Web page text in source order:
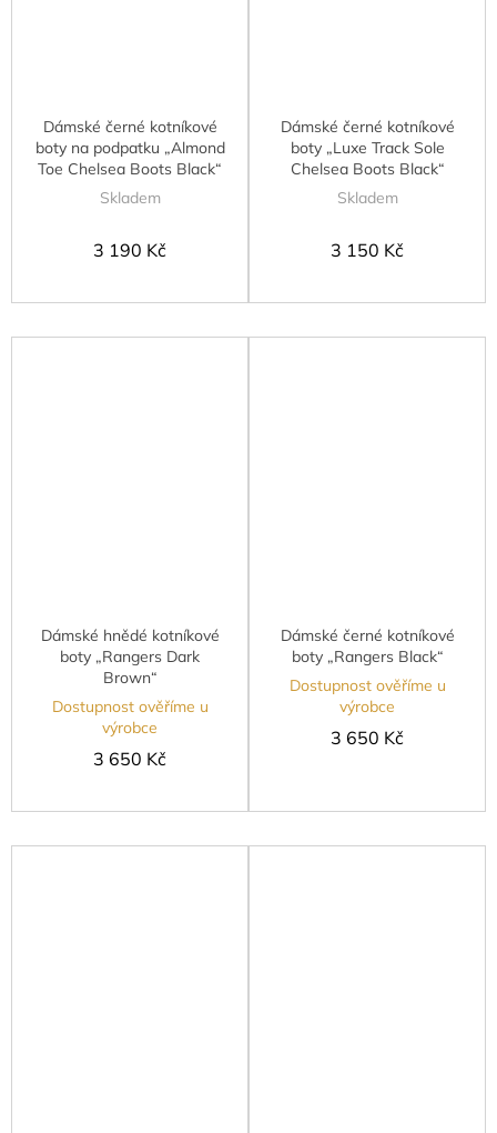
Dámské černé kotníkové
boty na podpatku „Almond
Toe Chelsea Boots Black“
Skladem
3 190 Kč
Dámské černé kotníkové
boty „Luxe Track Sole
Chelsea Boots Black“
Skladem
3 150 Kč
Dámské hnědé kotníkové
boty „Rangers Dark
Brown“
Dostupnost ověříme u
výrobce
3 650 Kč
Dámské černé kotníkové
boty „Rangers Black“
Dostupnost ověříme u
výrobce
3 650 Kč